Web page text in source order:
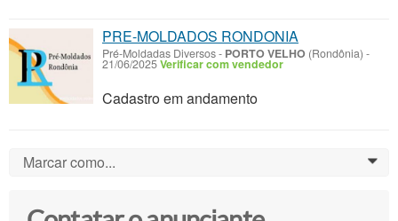
PRE-MOLDADOS RONDONIA
Pré-Moldadas Diversos- PORTO VELHO (Rondônia) -
21/06/2025Verificar com vendedor
Cadastro em andamento
Marcar como... 0